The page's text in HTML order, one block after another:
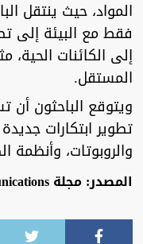
المواد، حيث ينتقل
فقط مع البيئة إلى
إلى الكائنات الحية،
المستقل.
ويتوقع الباحثون
تطوير ابتكارات
والروبوتات، وأنظمة
المصدر: مجلة Chemical Communications